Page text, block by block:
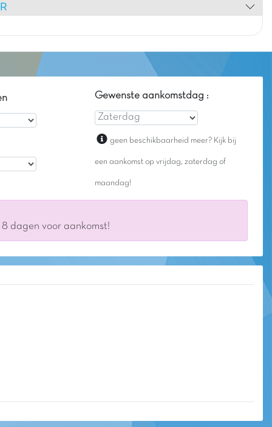
waterglijbanen Spacebowl en Crazy Cone. Geniet
in de verwarmde zwembaden en fietstochten
haven van Saint-Gilles-Croix-de-Vie.
Gewenste aankomstdag :
geen beschikbaarheid meer? Kijk bij
een aankomst op vrijdag, zaterdag of
maandag!
dagen voor aankomst!